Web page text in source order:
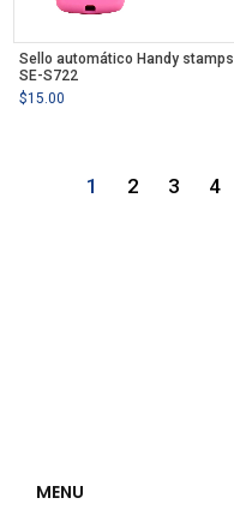
Sello automático Handy stamps
SE-S722
$15.00
1 2 3 4
MENU